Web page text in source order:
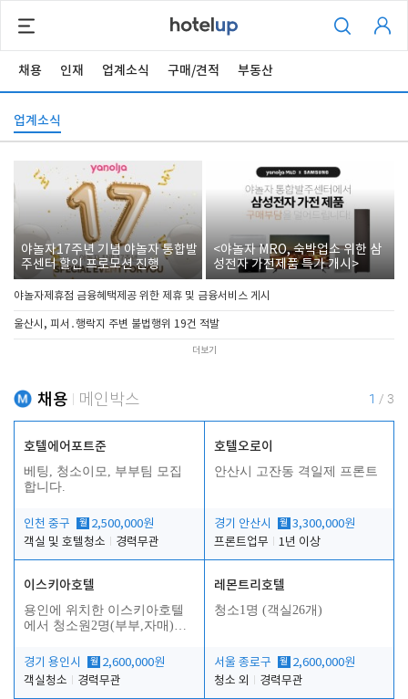
채용 인재 업계소식 구매/견적 부동산
업계소식
야놀자17주년 기념 야놀자 통합발
주센터 할인 프로모션 진행
<야놀자 MRO, 숙박업소 위한 삼
성전자 가전제품 특가 개시>
야놀자제휴점 금융혜택제공 위한 제휴 및 금융서비스 게시
울산시, 피서․행락지 주변 불법행위 19건 적발
더보기
채용 메인박스 1 / 3
호텔에어포트준
베팅, 청소이모, 부부팀 모집
합니다.
인천 중구 월 2,500,000원
객실 및 호텔청소
경력무관
호텔오로이
안산시 고잔동 격일제 프론트
경기 안산시 월 3,300,000원
프론트업무
1년 이상
이스키아호텔
용인에 위치한 이스키아호텔
에서 청소원2명(부부,자매)을
경기 용인시
월 2,600,000원
객실청소
경력무관
레몬트리호텔
청소1명 (객실26개)
서울 종로구 월 2,600,000원
청소 외
경력무관